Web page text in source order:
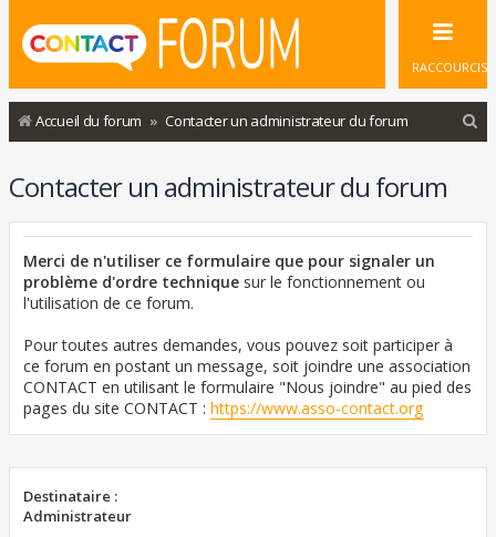
RACCOURCIS
Accueil du forum Contacter un administrateur du forum
Contacter un administrateur du forum
Merci de n'utiliser ce formulaire que pour signaler un
problème d'ordre technique sur le fonctionnement ou
l'utilisation de ce forum.
Pour toutes autres demandes, vous pouvez soit participer à
ce forum en postant un message, soit joindre une association
CONTACT en utilisant le formulaire "Nous joindre" au pied des
pages du site CONTACT : https://www.asso-contact.org
Destinataire :
Administrateur